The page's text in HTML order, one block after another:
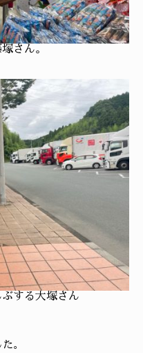
さん。
する大塚さん
。